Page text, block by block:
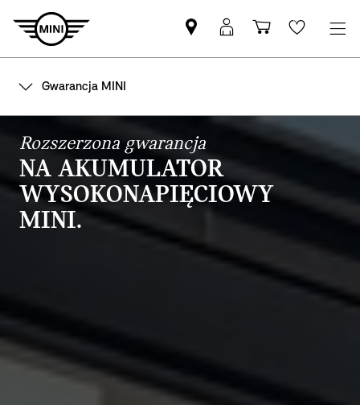
Znajdź
Partnera
Logowanie
MyMini
KoszykWishlist
Gwarancja MINI
Rozszerzona gwarancja
NA AKUMULATOR
WYSOKONAPIĘCIOWY
MINI.